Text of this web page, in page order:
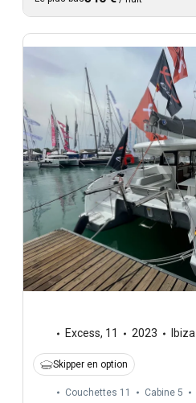
Excess, 11 2023 Ibiza
Skipper en option
Couchettes 11 Cabine 5